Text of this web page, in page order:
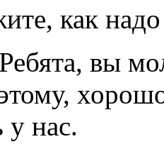
как
Ребята, вы
у нас.